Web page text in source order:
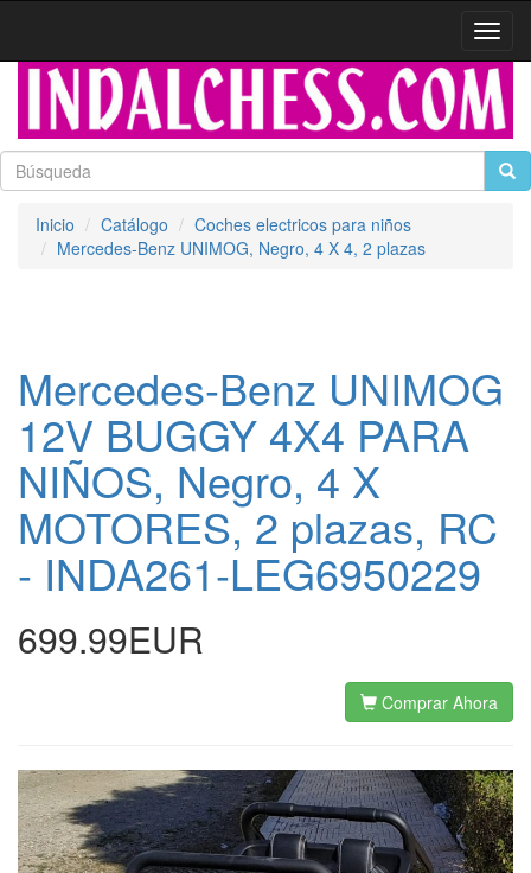
Inicio Catálogo
Coches electricos para niños
Mercedes-Benz UNIMOG, Negro, 4 X 4, 2 plazas
Mercedes-Benz UNIMOG
12V BUGGY 4X4 PARA
NIÑOS, Negro, 4 X
MOTORES, 2 plazas, RC
- INDA261-LEG6950229
699.99EUR
Comprar Ahora